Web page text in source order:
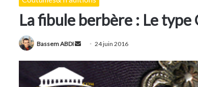
La fibule berbère : Le type
Bassem ABDI
Envoyer
courriel
24 juin 2016